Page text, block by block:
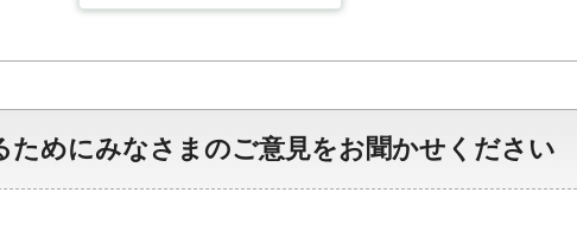
めにみなさまのご意見をお聞かせください